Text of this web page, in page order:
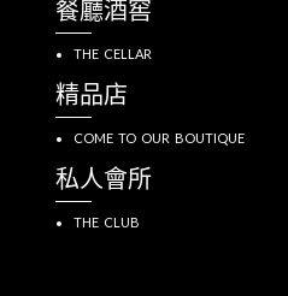
餐廳酒窖
THE CELLAR
精品店
COME TO OUR BOUTIQUE
私人會所
THE CLUB